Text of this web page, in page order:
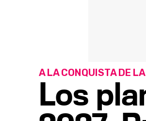
Los
A LA CONQUISTA DE